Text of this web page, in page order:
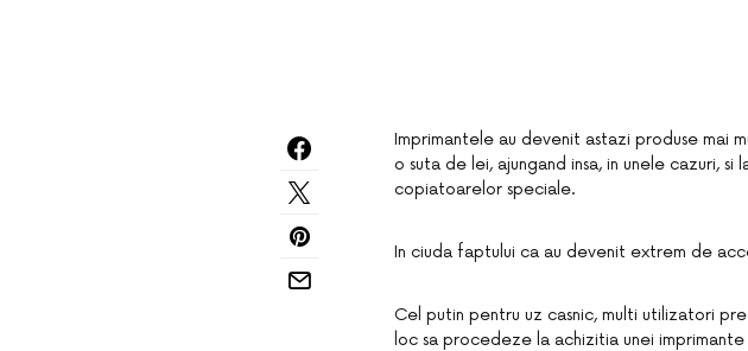
Imprimantele au devenit astazi produse mai
o suta de lei, ajungand insa, in unele cazuri,
copiatoarelor speciale.
In ciuda faptului ca au devenit extrem de
Cel putin pentru uz casnic, multi utilizatori
loc sa procedeze la achizitia unei